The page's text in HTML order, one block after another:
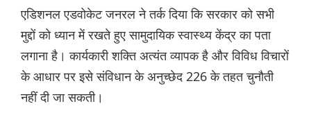
एडिशनल एडवोकेट जनरल ने तर्क दिया कि सरकार को सभी
मुद्दों को ध्यान में रखते हुए सामुदायिक स्वास्थ्य केंद्र का पता
लगाना है। कार्यकारी शक्ति अत्यंत व्यापक है और विविध विचारों
के आधार पर इसे संविधान के अनुच्छेद 226 के तहत चुनौती
नहीं दी जा सकती।